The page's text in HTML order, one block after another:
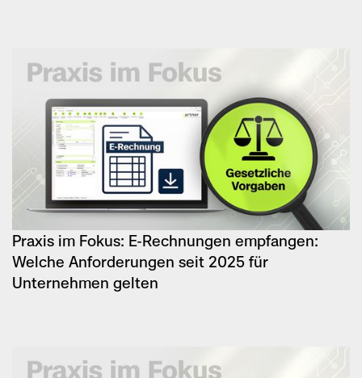
Praxis im Fokus: E-Rechnungen empfangen:
Welche Anforderungen seit 2025 für
Unternehmen gelten